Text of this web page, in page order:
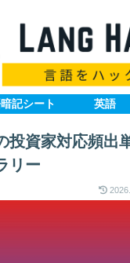
記シート 英語
投資家対応頻出
リー